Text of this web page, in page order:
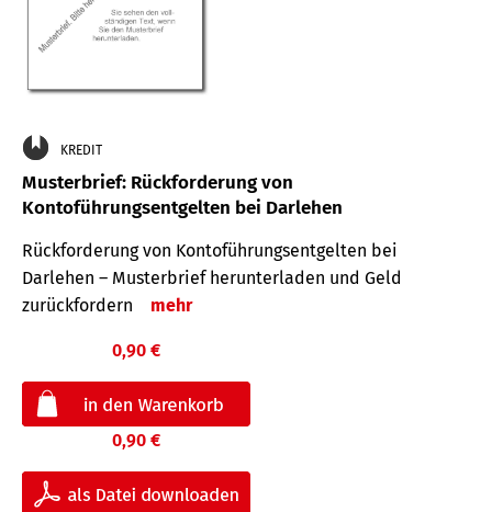
KREDIT
Musterbrief: Rückforderung von
Kontoführungsentgelten bei Darlehen
Rückforderung von Kontoführungsentgelten bei
Darlehen – Musterbrief herunterladen und Geld
zurückfordern
mehr
0,90 €
0,90 €